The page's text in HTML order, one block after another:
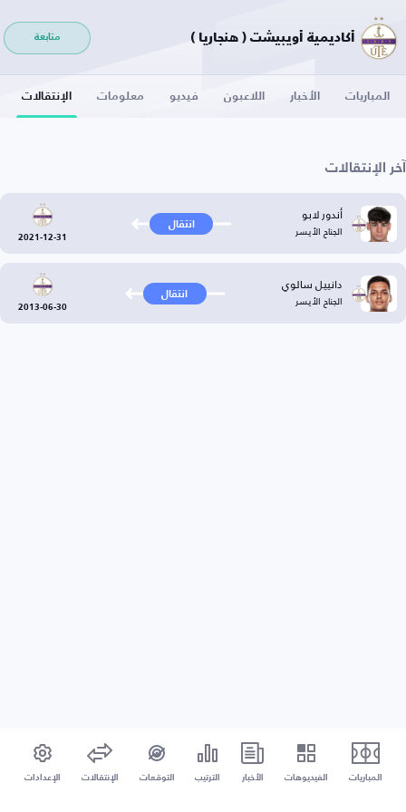
أكاديمية أويبيشت ( هنجاريا ) متابعة
المباريات الأخبار اللاعبون فيديو معلومات الإنتقالات
آخر الإنتقالات
أندور لابو
الجناح الأيسر انتقال
2021-12-31
دانييل سالوي
الجناح الأيسر انتقال
2013-06-30
المباريات الفيديوهات الأخبار الترتيب التوقعات الإنتقالات الإعدادات